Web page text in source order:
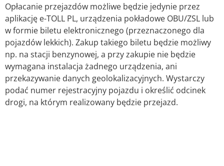
Opłacanie przejazdów możliwe będzie jedynie przez
aplikację e-TOLL PL, urządzenia pokładowe OBU/ZSL lub
w formie biletu elektronicznego (przeznaczonego dla
pojazdów lekkich). Zakup takiego biletu będzie możliwy
np. na stacji benzynowej, a przy zakupie nie będzie
wymagana instalacja żadnego urządzenia, ani
przekazywanie danych geolokalizacyjnych. Wystarczy
podać numer rejestracyjny pojazdu i określić odcinek
drogi, na którym realizowany będzie przejazd.